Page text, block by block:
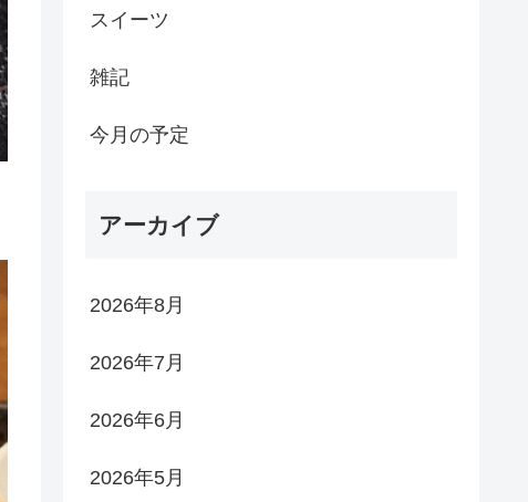
スイーツ
雑記
今月の予定
アーカイブ
2026年8月
2026年7月
2026年6月
2026年5月